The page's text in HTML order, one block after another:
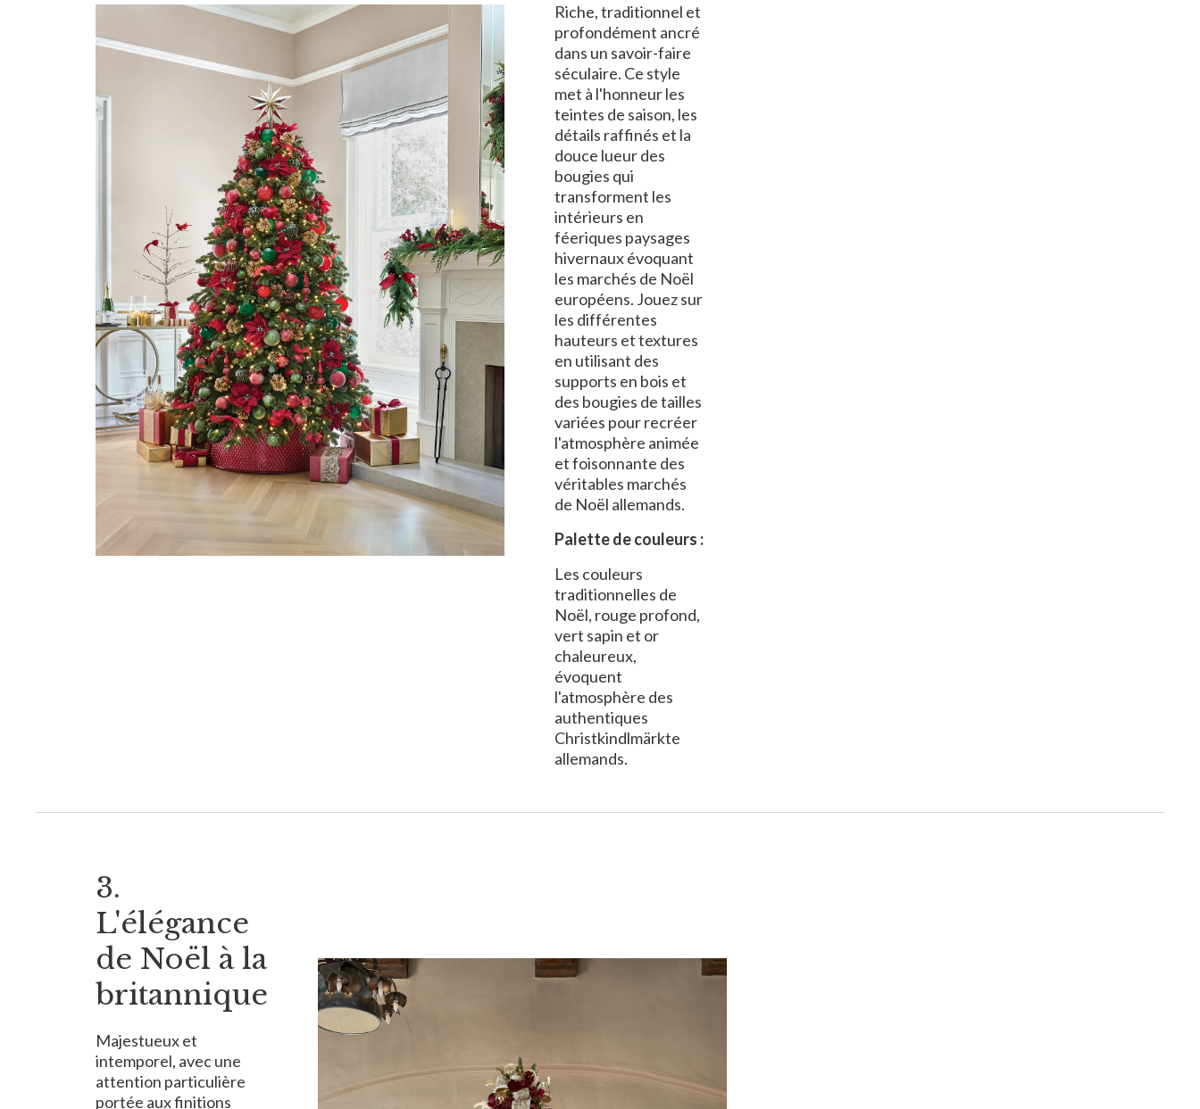
Riche, traditionnel et
profondément ancré
dans un savoir-faire
séculaire. Ce style
met à l'honneur les
teintes de saison, les
détails raffinés et la
douce lueur des
bougies qui
transforment les
intérieurs en
féeriques paysages
hivernaux évoquant
les marchés de Noël
européens. Jouez sur
les différentes
hauteurs et textures
en utilisant des
supports en bois et
des bougies de tailles
variées pour recréer
l'atmosphère animée
et foisonnante des
véritables marchés
de Noël allemands.
Palette de couleurs :
Les couleurs
traditionnelles de
Noël, rouge profond,
vert sapin et or
chaleureux,
évoquent
l'atmosphère des
authentiques
Christkindlmärkte
allemands.
3.
L'élégance
de Noël à la
britannique
Majestueux et
intemporel, avec une
attention particulière
portée aux finitions